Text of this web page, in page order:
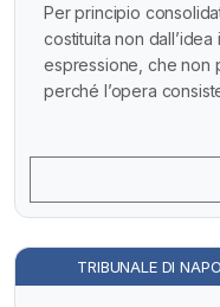
Per principio
costituita non
espressione, che non
perché l’opera
TRIBUNALE DI